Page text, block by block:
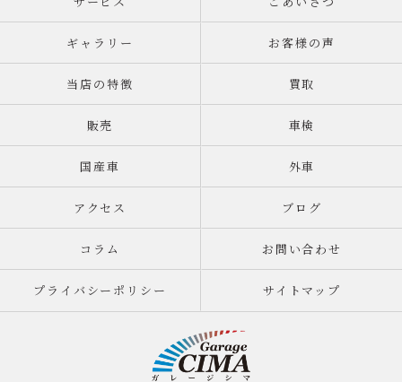
ギャラリー お客様の声
当店の特徴 買取
販売 車検
国産車 外車
アクセス ブログ
コラム お問い合わせ
プライバシーポリシー サイトマップ